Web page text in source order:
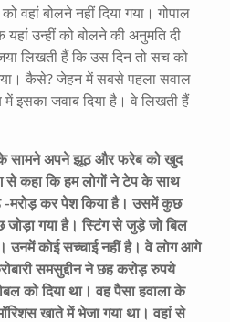
वहां बोलने नहीं दिया गया। गोपाल
उन्हीं को बोलने की अनुमति दी
लिखती हैं कि उस दिन तो सच को
आया। कैसे? जेहन में सबसे पहला सवाल
इसका जवाब दिया है। वे लिखती हैं
सामने अपने झूठ और फरेब को खुद
से कहा कि हम लोगों ने टेप के साथ
-मरोड़ कर पेश किया है। उसमें कुछ
जोड़ा गया है। स्टिंग से जुड़े जो बिल
उनमें कोई सच्चाई नहीं है। वे लोग आगे
समसुद्दीन ने छह करोड़ रुपये
को दिया था। वह पैसा हवाला के
खाते में भेजा गया था। वहां से